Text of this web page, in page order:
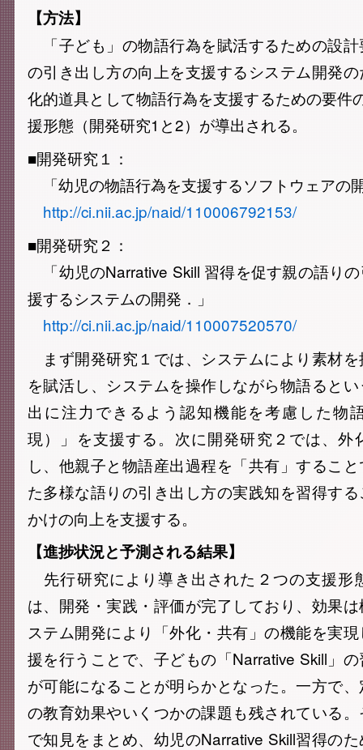
【方法】
「子ども」の物語行為を賦活するための設
の引き出し方の向上を支援するシステム開発
化的道具として物語行為を支援するための要件
援形態（開発研究1と2）が導出される。
■開発研究１：
「幼児の物語行為を支援するソフトウェアの
http://ci.nii.ac.jp/naid/110006792153/
■開発研究２：
「幼児のNarrative Skill 習得を促す親の語り
援するシステムの開発．」
http://ci.nii.ac.jp/naid/110007520570/
まず開発研究１では、システムにより素材
を賦活し、システムを操作しながら物語ると
出に注力できるよう認知機能を考慮した物
現）」を支援する。次に開発研究２では、外
し、他親子と物語産出過程を「共有」するこ
た多様な語りの引き出し方の実践知を習得す
かけの向上を支援する。
【進捗状況と予測される結果】
先行研究により導き出された２つの支援形
は、開発・実践・評価が完了しており、効果
ステム開発により「外化・共有」の機能を実
援を行うことで、子どもの「Narrative Skill」
が可能になることが明らかとなった。一方で
の教育効果やいくつかの課題も残されている
で知見をまとめ、幼児のNarrative Skill習得の